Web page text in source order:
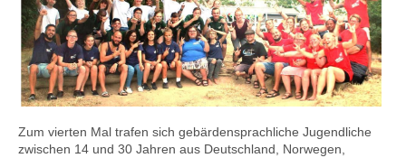
Themen
Kontakt
Zum vierten Mal trafen sich gebärden­sprachliche Jugendliche
zwischen 14 und 30 Jahren aus Deutschland, Norwegen,